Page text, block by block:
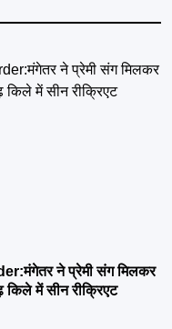
ने प्रेमी संग मिलकर
में सीन रीक्रिएट